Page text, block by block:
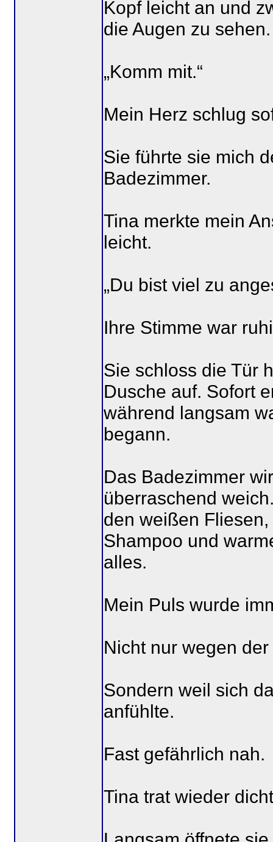
Kopf leicht an und
die Augen zu sehen.
„Komm mit.“
Mein Herz schlug
Sie führte sie mich
Badezimmer.
Tina merkte mein
leicht.
„Du bist viel zu
Ihre Stimme war
Sie schloss die Tür
Dusche auf. Sofort
während langsam
begann.
Das Badezimmer
überraschend
den weißen
Shampoo und
alles.
Mein Puls wurde
Nicht nur wegen
Sondern weil sich
anfühlte.
Fast gefährlich nah.
Tina trat wieder